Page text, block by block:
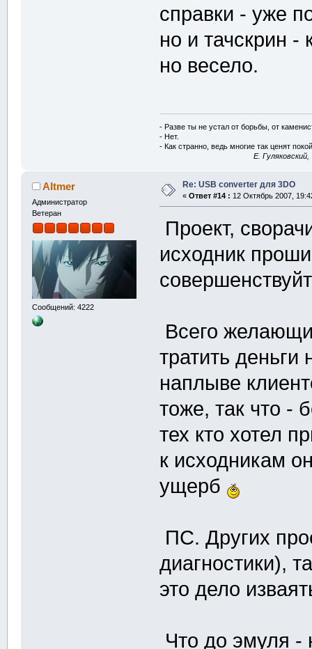
справки - уже
но и тачскрин -
но весело.
- Разве ты не устал от борьбы, от
- Нет.
- Как странно, ведь многие так ценят
E.
Altmer
Администратор
Ветеран
Сообщений: 4222
Re: USB converter для 3DO
« Ответ #14 : 12 Октябрь 2007,
Проект,
исходник
Всего
тратить
наплыве
тоже, так что -
тех кто хотел
к исходникам
ущерб
ПС. Других
диагностики),
это дело
Что до эмуля -